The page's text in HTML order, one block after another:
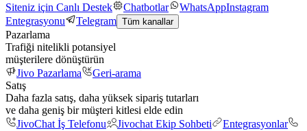
Siteniz için Canlı Destek
Chatbotlar WhatsAppInstagram
Entegrasyonu
Telegram Tüm kanallar
Pazarlama
Trafiği nitelikli potansiyel
müşterilere dönüştürün
Jivo Pazarlama
Geri-arama
Satış
Daha fazla satış, daha yüksek sipariş tutarları
ve daha geniş bir müşteri kitlesi elde edin
JivoChat İş Telefonu
Jivochat Ekip Sohbeti
Entegrasyonlar